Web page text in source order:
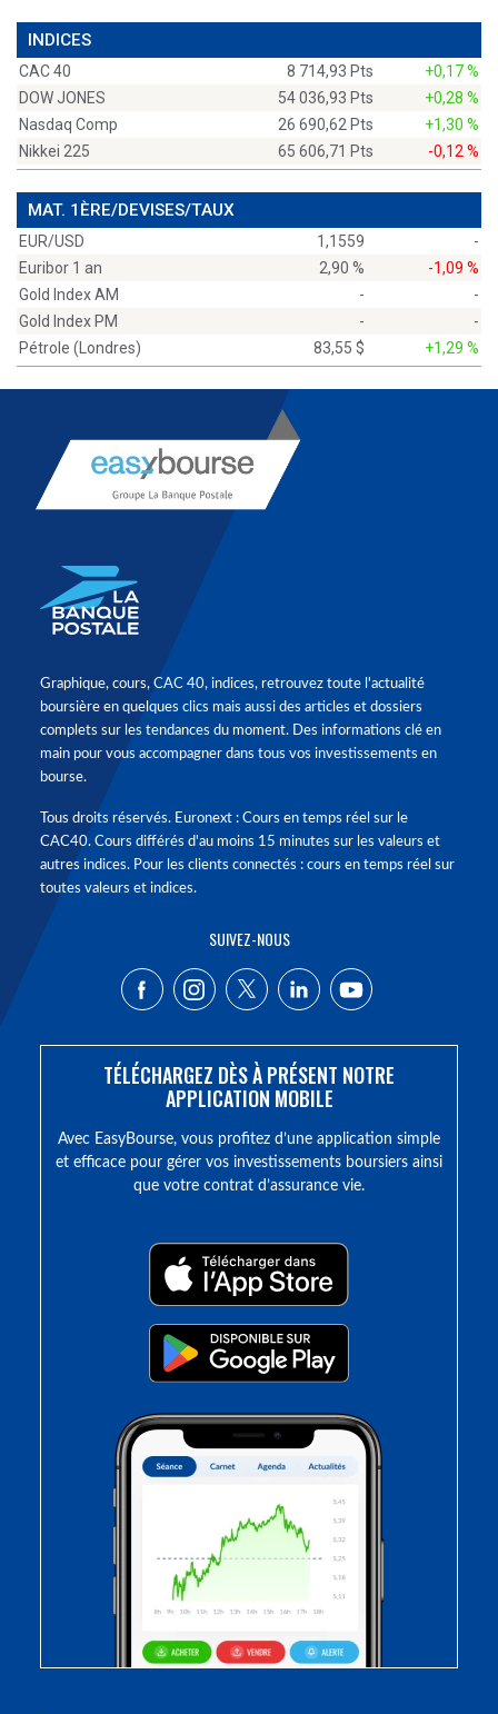
INDICES
CAC 40 8 714,93 Pts
+0,17 %
DOW JONES
54 036,93 Pts
+0,28 %
Nasdaq Comp
26 690,62 Pts
+1,30 %
Nikkei 225
65 606,71 Pts -0,12 %
MAT. 1ÈRE/DEVISES/TAUX
EUR/USD 1,1559
-
Euribor 1 an
2,90 %
-1,09 %
Gold Index AM
-
-
Gold Index PM
-
-
Pétrole (Londres)
83,55 $ +1,29 %
Graphique, cours, CAC 40, indices, retrouvez toute l'actualité
boursière en quelques clics mais aussi des articles et dossiers
complets sur les tendances du moment. Des informations clé en
main pour vous accompagner dans tous vos investissements en
bourse.
Tous droits réservés. Euronext : Cours en temps réel sur le
CAC40. Cours différés d'au moins 15 minutes sur les valeurs et
autres indices. Pour les clients connectés : cours en temps réel sur
toutes valeurs et indices.
SUIVEZ-NOUS
TÉLÉCHARGEZ DÈS À PRÉSENT NOTRE
APPLICATION MOBILE
Avec EasyBourse, vous profitez d’une application simple
et efficace pour gérer vos investissements boursiers ainsi
que votre contrat d’assurance vie.